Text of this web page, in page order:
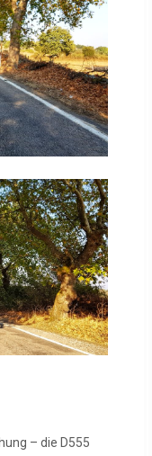
– die D555